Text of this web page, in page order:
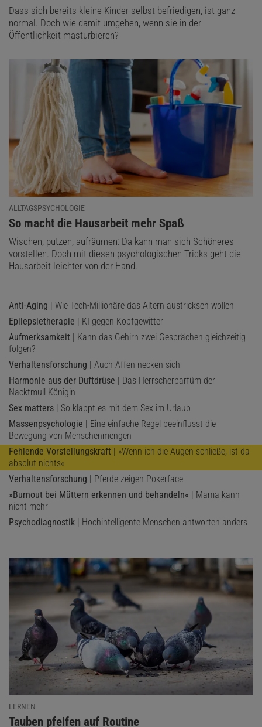
Dass sich bereits kleine Kinder selbst befriedigen, ist ganz
normal. Doch wie damit umgehen, wenn sie in der
Öffentlichkeit masturbieren?
ALLTAGSPSYCHOLOGIE
:
So macht die Hausarbeit mehr Spaß
Wischen, putzen, aufräumen: Da kann man sich Schöneres
vorstellen. Doch mit diesen psychologischen Tricks geht die
Hausarbeit leichter von der Hand.
Anti-Aging | Wie Tech-Millionäre das Altern austricksen wollen
Epilepsietherapie | KI gegen Kopfgewitter
Aufmerksamkeit | Kann das Gehirn zwei Gesprächen gleichzeitig
folgen?
Verhaltensforschung | Auch Affen necken sich
Harmonie aus der Duftdrüse | Das Herrscherparfüm der
Nacktmull-Königin
Sex matters | So klappt es mit dem Sex im Urlaub
Massenpsychologie | Eine einfache Regel beeinflusst die
Bewegung von Menschenmengen
Fehlende Vorstellungskraft | »Wenn ich die Augen schließe, ist da
absolut nichts«
Verhaltensforschung | Pferde zeigen Pokerface
»Burnout bei Müttern erkennen und behandeln« | Mama kann
nicht mehr
Psychodiagnostik | Hochintelligente Menschen antworten anders
LERNEN
:
Tauben pfeifen auf Routine